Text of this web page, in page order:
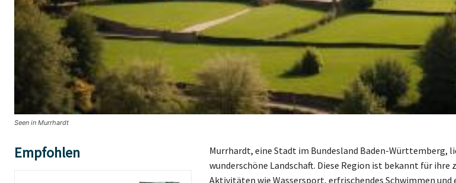
Seen in Murrhardt
Empfohlen
Murrhardt, eine Stadt im Bundesland Baden-Württemberg,
wunderschöne Landschaft. Diese Region ist bekannt für ihre
Aktivitäten wie Wassersport, erfrischendes Schwimmen